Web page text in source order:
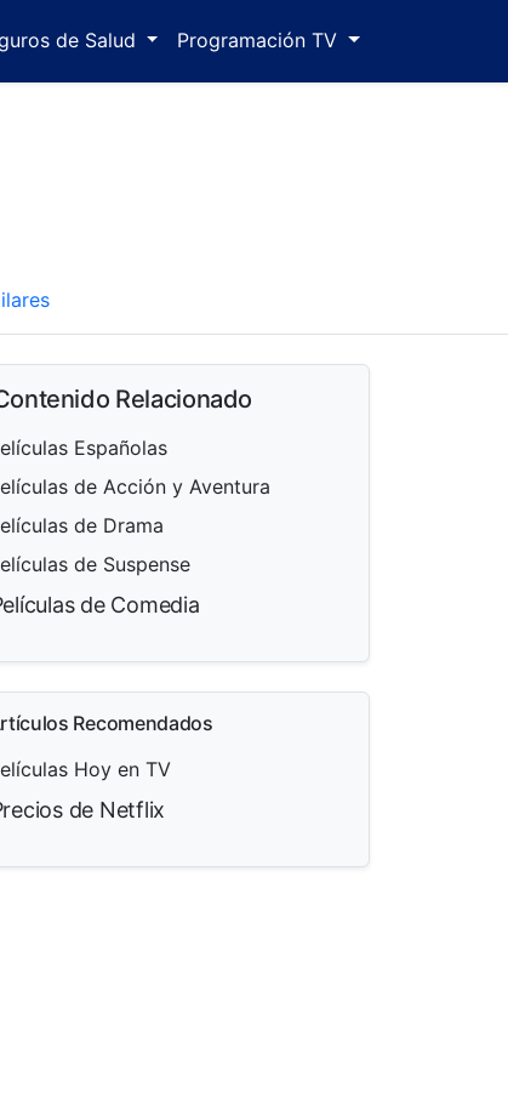
de Salud Programación TV
Relacionado
Españolas
de Acción y Aventura
de Drama
de Suspense
de Comedia
Recomendados
Hoy en TV
de Netflix